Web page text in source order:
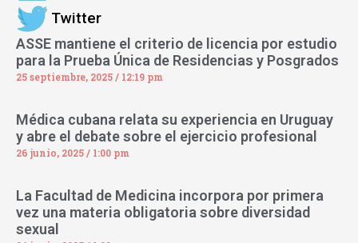
Twitter
ASSE mantiene el criterio de licencia por estudio
para la Prueba Única de Residencias y Posgrados
25 septiembre, 2025 12:19 pm
Médica cubana relata su experiencia en Uruguay
y abre el debate sobre el ejercicio profesional
26 junio, 2025 1:00 pm
La Facultad de Medicina incorpora por primera
vez una materia obligatoria sobre diversidad
sexual